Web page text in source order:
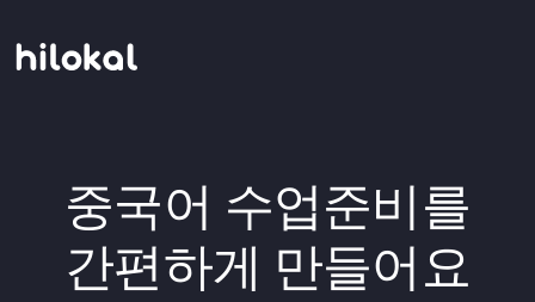
중국어 수업준비를
간편하게 만들어요